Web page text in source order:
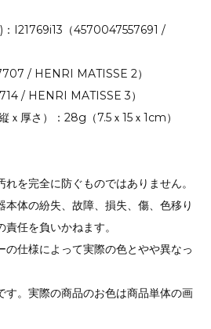
：I21769i13（4570047557691 /
/ HENRI MATISSE 2）
/ HENRI MATISSE 3）
ｘ厚さ）：28g（7.5ｘ15ｘ1cm）
を完全に防ぐものではありません。
体の紛失、故障、損失、傷、色移り
任を負いかねます。
仕様によって実際の色とやや異なっ
。実際の商品のお色は商品単体の画